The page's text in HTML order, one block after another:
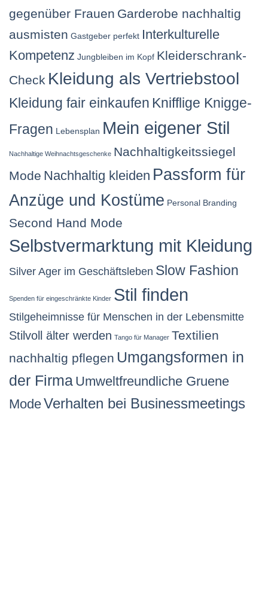
gegenüber Frauen Garderobe nachhaltig
ausmisten Gastgeber perfekt Interkulturelle
Kompetenz Jungbleiben im Kopf Kleiderschrank-
Check Kleidung als Vertriebstool
Kleidung fair einkaufen Knifflige Knigge-
Fragen Lebensplan Mein eigener Stil
Nachhaltige Weihnachtsgeschenke Nachhaltigkeitssiegel
Mode Nachhaltig kleiden Passform für
Anzüge und Kostüme Personal Branding
Second Hand Mode
Selbstvermarktung mit Kleidung
Silver Ager im Geschäftsleben Slow Fashion
Spenden für eingeschränkte Kinder Stil finden
Stilgeheimnisse für Menschen in der Lebensmitte
Stilvoll älter werden Tango für Manager Textilien
nachhaltig pflegen Umgangsformen in
der Firma Umweltfreundliche Gruene
ModeVerhalten bei Businessmeetings